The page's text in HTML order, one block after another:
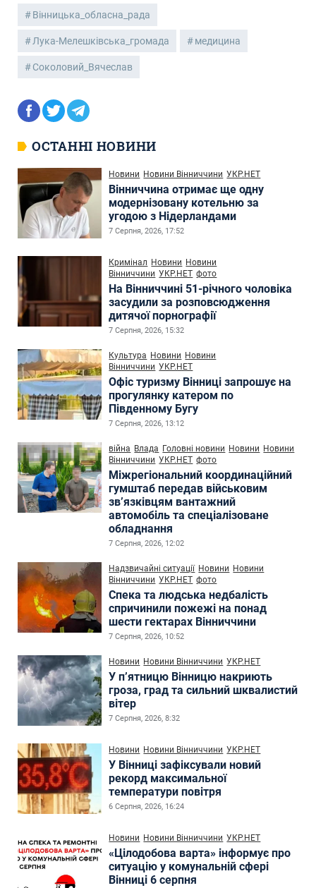
Вінницька_обласна_рада
Лука-Мелешківська_громада медицина
Соколовий_Вячеслав
ОСТАННІ НОВИНИ
Новини Новини Вінниччини УКР.НЕТ
Вінниччина отримає ще одну
модернізовану котельню за
угодою з Нідерландами
7 Серпня, 2026, 17:52
Кримінал Новини Новини
Вінниччини УКР.НЕТ фото
На Вінниччині 51-річного чоловіка
засудили за розповсюдження
дитячої порнографії
7 Серпня, 2026, 15:32
Культура Новини Новини
Вінниччини УКР.НЕТ
Офіс туризму Вінниці запрошує на
прогулянку катером по
Південному Бугу
7 Серпня, 2026, 13:12
війна Влада Головні новини Новини Новини
Вінниччини УКР.НЕТ фото
Міжрегіональний координаційний
гумштаб передав військовим
зв’язківцям вантажний
автомобіль та спеціалізоване
обладнання
7 Серпня, 2026, 12:02
Надзвичайні ситуації Новини Новини
Вінниччини УКР.НЕТ фото
Спека та людська недбалість
спричинили пожежі на понад
шести гектарах Вінниччини
7 Серпня, 2026, 10:52
Новини Новини Вінниччини УКР.НЕТ
У п’ятницю Вінницю накриють
гроза, град та сильний шквалистий
вітер
7 Серпня, 2026, 8:32
Новини Новини Вінниччини УКР.НЕТ
У Вінниці зафіксували новий
рекорд максимальної
температури повітря
6 Серпня, 2026, 16:24
Новини Новини Вінниччини УКР.НЕТ
«Цілодобова варта» інформує про
ситуацію у комунальній сфері
Вінниці 6 серпня